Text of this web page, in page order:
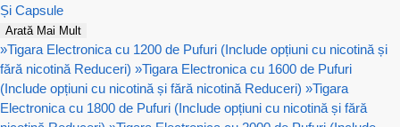
Și Capsule
Arată Mai Mult
»Tigara Electronica cu 1200 de Pufuri (Include opțiuni cu nicotină și
fără nicotină Reduceri) »Tigara Electronica cu 1600 de Pufuri
(Include opțiuni cu nicotină și fără nicotină Reduceri) »Tigara
Electronica cu 1800 de Pufuri (Include opțiuni cu nicotină și fără